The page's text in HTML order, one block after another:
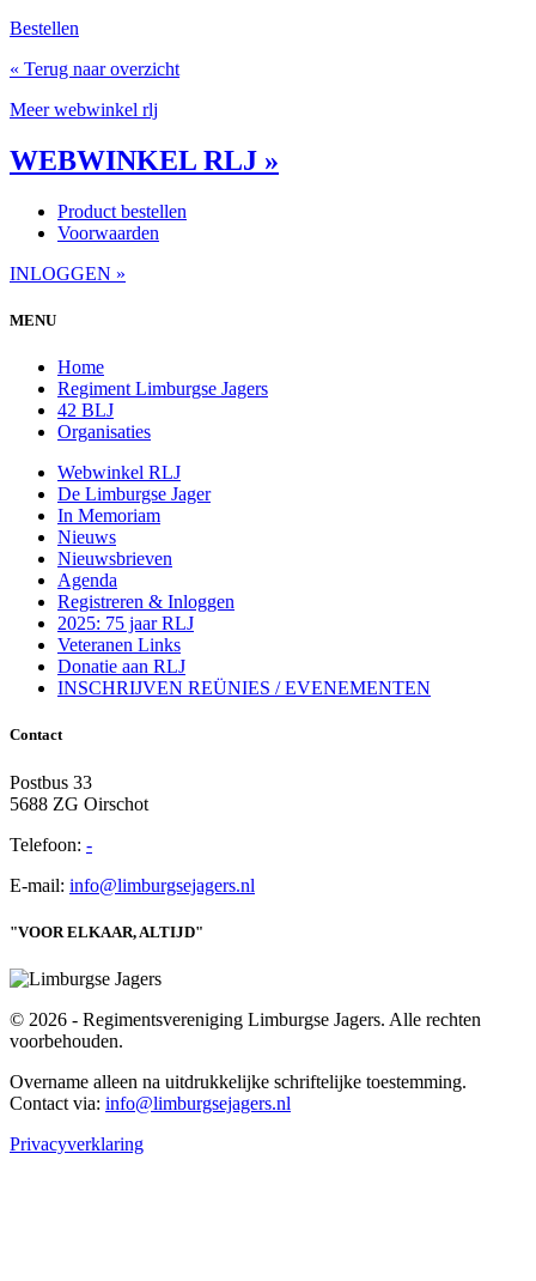
Bestellen
« Terug naar overzicht
Meer webwinkel rlj
WEBWINKEL RLJ »
Product bestellen
Voorwaarden
INLOGGEN »
MENU
Home
Regiment Limburgse Jagers
42 BLJ
Organisaties
Webwinkel RLJ
De Limburgse Jager
In Memoriam
Nieuws
Nieuwsbrieven
Agenda
Registreren & Inloggen
2025: 75 jaar RLJ
Veteranen Links
Donatie aan RLJ
INSCHRIJVEN REÜNIES / EVENEMENTEN
Contact
Postbus 33
5688 ZG Oirschot
Telefoon: -
E-mail: info@limburgsejagers.nl
"VOOR ELKAAR, ALTIJD"
© 2026 - Regimentsvereniging Limburgse Jagers. Alle rechten
voorbehouden.
Overname alleen na uitdrukkelijke schriftelijke toestemming.
Contact via: info@limburgsejagers.nl
Privacyverklaring